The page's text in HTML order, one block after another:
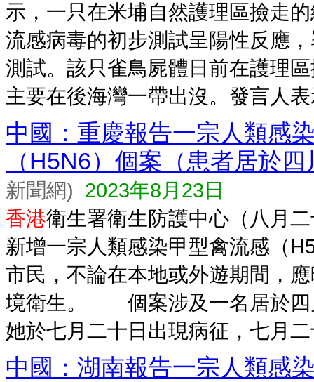
示，一只在米埔自然護理區撿走
流感病毒的初步測試呈陽性反應
測試。該只雀鳥屍體日前在護理
主要在後海灣一帶出沒。發言人
中國：重慶報告一宗人類感
（H5N6）個案（患者居於
新聞網) 2023年8月23日
香港衛生署衛生防護中心（八月
新增一宗人類感染甲型禽流感（
市民，不論在本地或外遊期間，
境衛生。 個案涉及一名居於四
她於七月二十日出現病征，七月
中國：湖南報告一宗人類感